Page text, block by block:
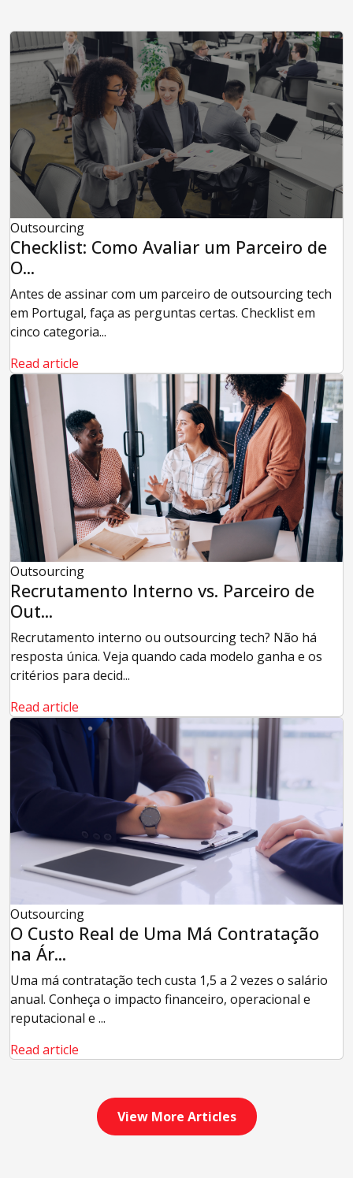
Outsourcing
Checklist: Como Avaliar um Parceiro de
O...
Antes de assinar com um parceiro de outsourcing tech
em Portugal, faça as perguntas certas. Checklist em
cinco categoria...
Read article
Outsourcing
Recrutamento Interno vs. Parceiro de
Out...
Recrutamento interno ou outsourcing tech? Não há
resposta única. Veja quando cada modelo ganha e os
critérios para decid...
Read article
Outsourcing
O Custo Real de Uma Má Contratação
na Ár...
Uma má contratação tech custa 1,5 a 2 vezes o salário
anual. Conheça o impacto financeiro, operacional e
reputacional e ...
Read article
View More Articles